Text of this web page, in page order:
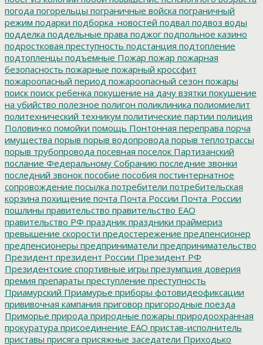
погода погорельцы пограничные войска пограничный
режим подарки подборка_новостей подвал подвоз воды
подделка поддельные права поджог подпольное казино
подростковая преступность подстанция подтопление
подтопленцы подъемные Пожар пожар пожарная
безопасность пожарные пожарный кроссфит
пожароопасный период пожароопасный сезон пожары
поиск поиск ребенка покушение на дачу взятки покушение
на убийство полезное полигон поликлиника полиомиелит
политехнический техникум политические партии полиция
Половинко помойки помощь Понтонная переправа порча
имущества порыв порыв водопровода порыв теплотрассы
порыв трубопровода посевная поселок Партизанский
послание Федеральному Собранию последние звонки
последний звонок пособие пособия постинтернатное
сопровождение посылка потребители потребительская
корзина похищение почта Почта России Почта_России
пошлины правительство правительство ЕАО
правительство РФ праздник праздники праймериз
превышение скорости предостережение предпенсионер
предпенсионеры предприниматели предпринимательство
Президент президент России Президент РФ
Президентские спортивные игры презумпция доверия
премия препараты преступление преступность
Приамурский Приамурье приборы фотовидеофиксации
прививочная кампания приговор пригородные поезда
Приморье природа природные пожары природоохранная
прокуратура присоединение ЕАО пристав-исполнитель
приставы присяга присяжные заседатели Приходько